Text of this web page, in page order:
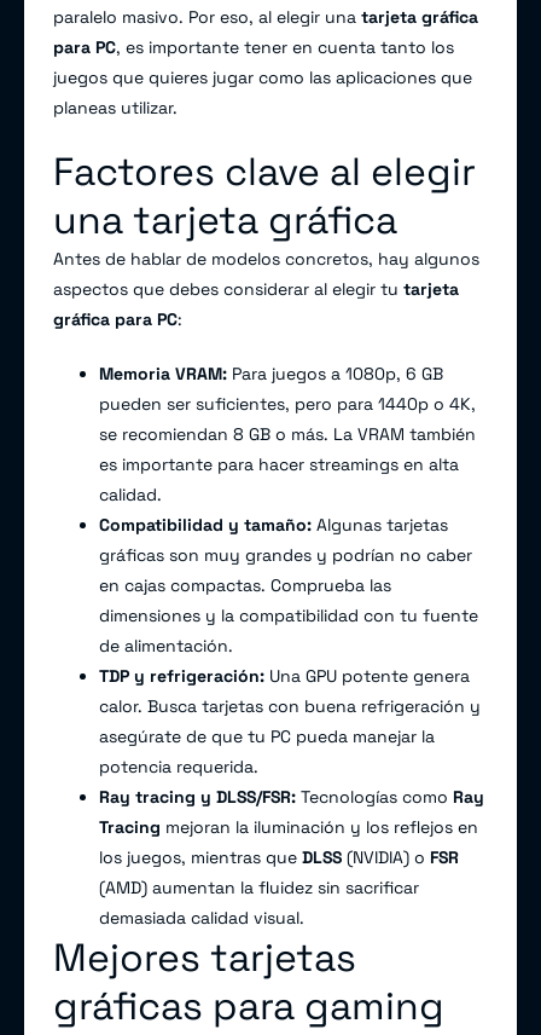
paralelo masivo. Por eso, al elegir una tarjeta gráfica
para PC, es importante tener en cuenta tanto los
juegos que quieres jugar como las aplicaciones que
planeas utilizar.
Factores clave al elegir
una tarjeta gráfica
Antes de hablar de modelos concretos, hay algunos
aspectos que debes considerar al elegir tu tarjeta
gráfica para PC:
Memoria VRAM:Para juegos a 1080p, 6 GB
pueden ser suficientes, pero para 1440p o 4K,
se recomiendan 8 GB o más. La VRAM también
es importante para hacer streamings en alta
calidad.
Compatibilidad y tamaño:Algunas tarjetas
gráficas son muy grandes y podrían no caber
en cajas compactas. Comprueba las
dimensiones y la compatibilidad con tu fuente
de alimentación.
TDP y refrigeración:Una GPU potente genera
calor. Busca tarjetas con buena refrigeración y
asegúrate de que tu PC pueda manejar la
potencia requerida.
Ray tracing y DLSS/FSR:Tecnologías como Ray
Tracing mejoran la iluminación y los reflejos en
los juegos, mientras que DLSS(NVIDIA) o FSR
(AMD) aumentan la fluidez sin sacrificar
demasiada calidad visual.
Mejores tarjetas
gráficas para gaming